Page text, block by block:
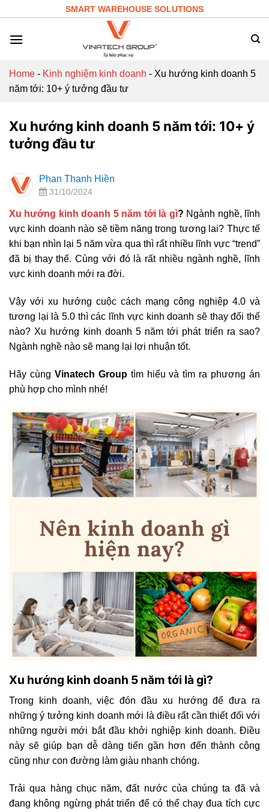
content
SMART WAREHOUSE SOLUTIONS
Home - Kinh nghiệm kinh doanh - Xu hướng kinh doanh 5
năm tới: 10+ ý tưởng đầu tư
Xu hướng kinh doanh 5 năm tới: 10+ ý
tưởng đầu tư
Phan Thanh Hiền
31/10/2024
Xu hướng kinh doanh 5 năm tới là gì? Ngành nghề, lĩnh
vực kinh doanh nào sẽ tiềm năng trong tương lai? Thực tế
khi bạn nhìn lại 5 năm vừa qua thì rất nhiều lĩnh vực “trend”
đã bị thay thế. Cùng với đó là rất nhiều ngành nghề, lĩnh
vực kinh doanh mới ra đời.
Vậy với xu hướng cuộc cách mạng công nghiệp 4.0 và
tương lại là 5.0 thì các lĩnh vực kinh doanh sẽ thay đổi thế
nào? Xu hướng kinh doanh 5 năm tới phát triển ra sao?
Ngành nghề nào sẽ mang lại lợi nhuận tốt.
Hãy cùng Vinatech Grouptìm hiểu và tìm ra phương án
phù hợp cho mình nhé!
Xu hướng kinh doanh 5 năm tới là gì?
Trong kinh doanh, việc đón đầu xu hướng để đưa ra
những ý tưởng kinh doanh mới là điều rất cần thiết đối với
những người mới bắt đầu khởi nghiệp kinh doanh. Điều
này sẽ giúp bạn dễ dàng tiến gần hơn đến thành công
cũng như con đường làm giàu nhanh chóng.
Trải qua hàng chục năm, đất nước của chúng ta đã và
đang không ngừng phát triển để có thể chạy đua tích cực